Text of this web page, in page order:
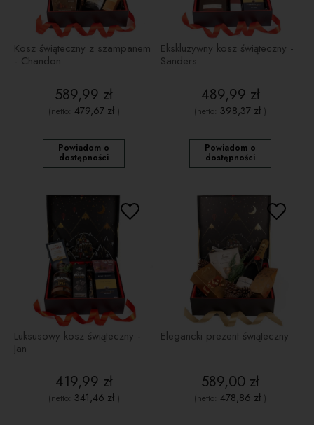
Kosz świąteczny z szampanem
- Chandon
589,99 zł
(netto: 479,67 zł)
Powiadom o
dostępności
Ekskluzywny kosz świąteczny -
Sanders
489,99 zł
(netto: 398,37 zł )
Powiadom o
dostępności
Luksusowy kosz świąteczny -
Jan
419,99 zł
(netto: 341,46 zł)
Elegancki prezent świąteczny
589,00 zł
(netto: 478,86 zł )